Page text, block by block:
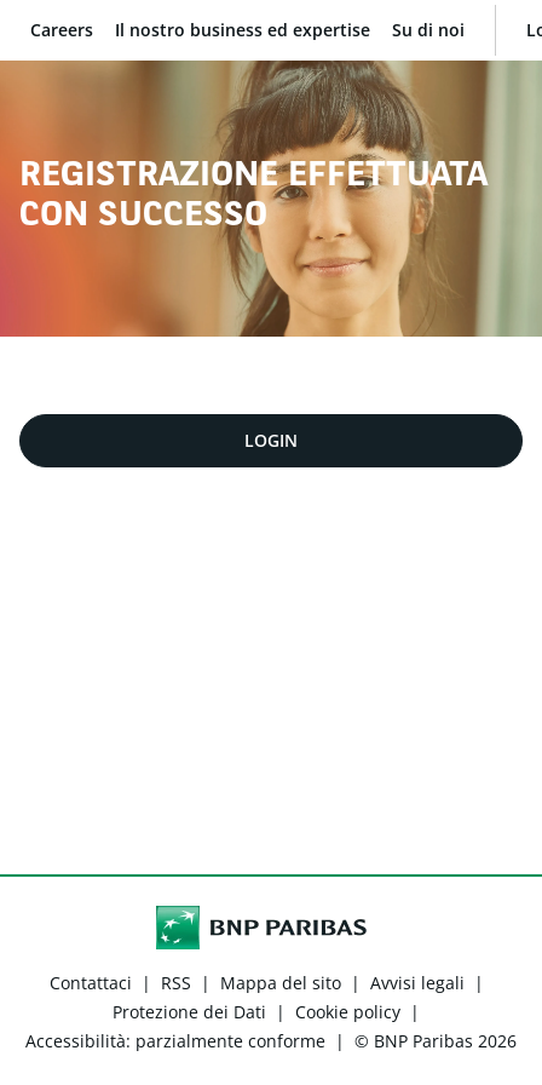
BNP Paribas
Careers Il nostro business ed expertise Su di noi
REGISTRAZIONE EFFETTUATA
CON SUCCESSO
LOGIN
Contattaci | RSS | Mappa del sito | Avvisi legali
|
Protezione dei Dati
| Cookie policy |
Accessibilità: parzialmente conforme | © BNP Paribas 2026